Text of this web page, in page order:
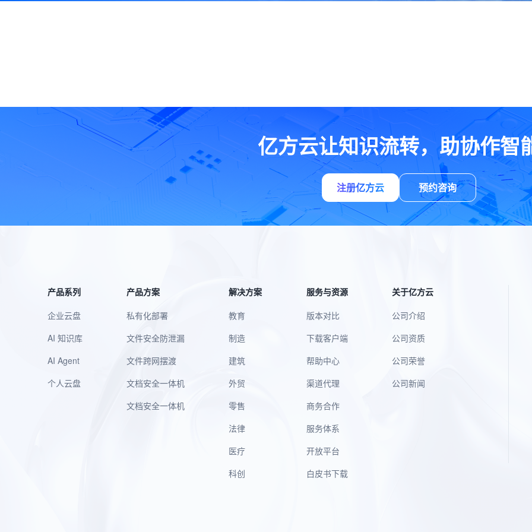
亿方云让知识流转，助协作智
注册亿方云 预约咨询
产品系列
企业云盘
AI 知识库
AI Agent
个人云盘
产品方案
私有化部署
文件安全防泄漏
文件跨网摆渡
文档安全一体机
文档安全一体机
解决方案
教育
制造
建筑
外贸
零售
法律
医疗
科创
服务与资源
版本对比
下载客户端
帮助中心
渠道代理
商务合作
服务体系
开放平台
白皮书下载
关于亿方云
公司介绍
公司资质
公司荣誉
公司新闻